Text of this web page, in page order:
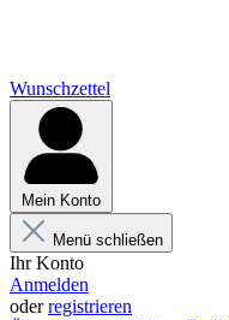
Wunschzettel
Mein Konto
Menü schließen
Ihr Konto
Anmelden
oderregistrieren